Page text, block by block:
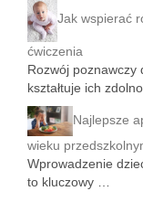
Jak wspierać
ćwiczenia
Rozwój poznawczy
kształtuje ich
Najlepsze
wieku
Wprowadzenie
to kluczowy …